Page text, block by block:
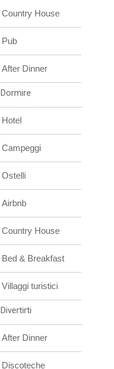
Country House
Pub
After Dinner
Dormire
Hotel
Campeggi
Ostelli
Airbnb
Country House
Bed & Breakfast
Villaggi turistici
Divertirti
After Dinner
Discoteche